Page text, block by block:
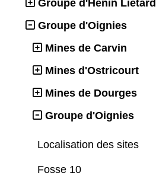
Groupe d'Hénin Liétard
Groupe d'Oignies
Mines de Carvin
Mines d'Ostricourt
Mines de Dourges
Groupe d'Oignies
Localisation des sites
Fosse 10